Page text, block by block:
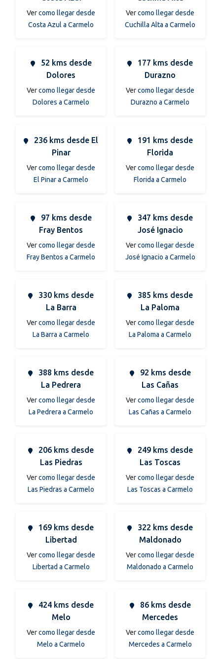
Vercomo llegar desde
Costa Azul a Carmelo
Vercomo llegar desde
Cuchilla Alta a Carmelo
52 kms desde
Dolores
Vercomo llegar desde
Dolores a Carmelo
177 kms desde
Durazno
Vercomo llegar desde
Durazno a Carmelo
236 kms desde El
Pinar
Vercomo llegar desde
El Pinar a Carmelo
191 kms desde
Florida
Vercomo llegar desde
Florida a Carmelo
97 kms desde
Fray Bentos
Vercomo llegar desde
Fray Bentos a Carmelo
347 kms desde
José Ignacio
Vercomo llegar desde
José Ignacio a Carmelo
330 kms desde
La Barra
Vercomo llegar desde
La Barra a Carmelo
385 kms desde
La Paloma
Vercomo llegar desde
La Paloma a Carmelo
388 kms desde
La Pedrera
Vercomo llegar desde
La Pedrera a Carmelo
92 kms desde
Las Cañas
Vercomo llegar desde
Las Cañas a Carmelo
206 kms desde
Las Piedras
Vercomo llegar desde
Las Piedras a Carmelo
249 kms desde
Las Toscas
Vercomo llegar desde
Las Toscas a Carmelo
169 kms desde
Libertad
Vercomo llegar desde
Libertad a Carmelo
322 kms desde
Maldonado
Vercomo llegar desde
Maldonado a Carmelo
424 kms desde
Melo
Vercomo llegar desde
Melo a Carmelo
86 kms desde
Mercedes
Vercomo llegar desde
Mercedes a Carmelo